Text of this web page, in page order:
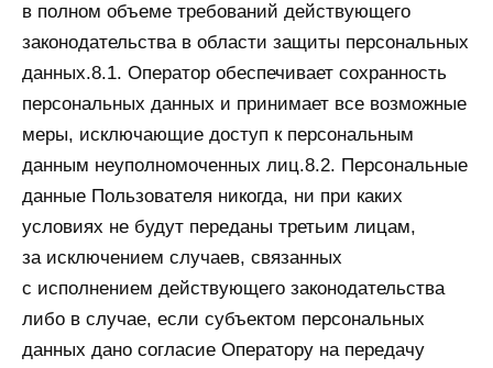
в полном объеме требований действующего
законодательства в области защиты персональных
данных.8.1. Оператор обеспечивает сохранность
персональных данных и принимает все возможные
меры, исключающие доступ к персональным
данным неуполномоченных лиц.8.2. Персональные
данные Пользователя никогда, ни при каких
условиях не будут переданы третьим лицам,
за исключением случаев, связанных
с исполнением действующего законодательства
либо в случае, если субъектом персональных
данных дано согласие Оператору на передачу